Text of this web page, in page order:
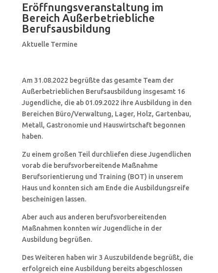
Eröffnungsveranstaltung im
Bereich Außerbetriebliche
Berufsausbildung
Aktuelle Termine
Am 31.08.2022 begrüßte das gesamte Team der
Außerbetrieblichen Berufsausbildung insgesamt 16
Jugendliche, die ab 01.09.2022 ihre Ausbildung in den
Bereichen Büro/Verwaltung, Lager, Holz, Gartenbau,
Metall, Gastronomie und Hauswirtschaft begonnen
haben.
Zu einem großen Teil durchliefen diese Jugendlichen
vorab die berufsvorbereitende Maßnahme
Berufsorientierung und Training (BOT) in unserem
Haus und konnten sich am Ende die Ausbildungsreife
bescheinigen lassen.
Aber auch aus anderen berufsvorbereitenden
Maßnahmen konnten wir Jugendliche in der
Ausbildung begrüßen.
Des Weiteren haben wir 3 Auszubildende begrüßt, die
erfolgreich eine Ausbildung bereits abgeschlossen